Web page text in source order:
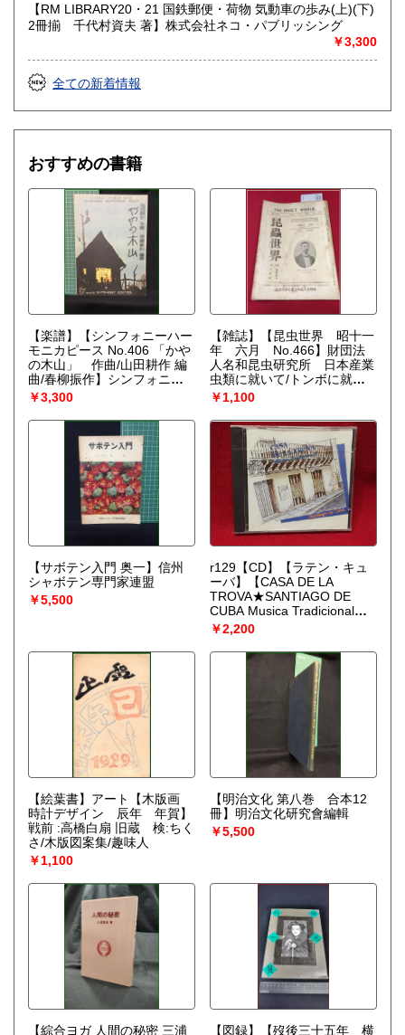
【RM LIBRARY20・21 国鉄郵便・荷物 気動車の歩み(上)(下)
2冊揃 千代村資夫 著】株式会社ネコ・パブリッシング
￥3,300
全ての新着情報
おすすめの書籍
【楽譜】【シンフォニーハー
モニカピース No.406 「かや
の木山」 作曲/山田耕作 編
曲/春柳振作】シンフォニー
楽譜出版社
￥3,300
【雑誌】【昆虫世界 昭十一
年 六月 No.466】財団法
人名和昆虫研究所 日本産業
虫類に就いて/トンボに就い
て
￥1,100
【サボテン入門 奥一】信州
シャボテン専門家連盟
￥5,500
r129【CD】【ラテン・キュ
ーバ】【CASA DE LA
TROVA★SANTIAGO DE
CUBA Musica Tradicionalサ
ンティアーゴ・デ・クーバ伝
統音楽】未開封
￥2,200
【絵葉書】アート【木版画
時計デザイン 辰年 年賀】
戦前 :高橋白扇 旧蔵 検:ちく
さ/木版図案集/趣味人
￥1,100
【明治文化 第八巻 合本12
冊】明治文化研究會編輯
￥5,500
【綜合ヨガ 人間の秘密 三浦
【図録】【歿後三十五年 横